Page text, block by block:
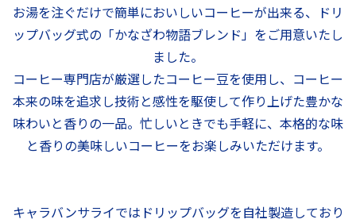
お湯を注ぐだけで簡単においしいコーヒーが出来る、ドリ
ップバッグ式の「かなざわ物語ブレンド」をご用意いたし
ました。
コーヒー専門店が厳選したコーヒー豆を使用し、コーヒー
本来の味を追求し技術と感性を駆使して作り上げた豊かな
味わいと香りの一品。忙しいときでも手軽に、本格的な味
と香りの美味しいコーヒーをお楽しみいただけます。
キャラバンサライではドリップバッグを自社製造しており